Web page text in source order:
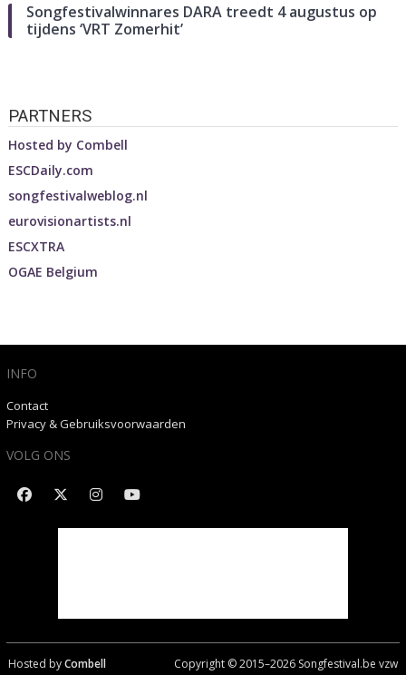
Songfestivalwinnares DARA treedt 4 augustus op
tijdens ‘VRT Zomerhit’
PARTNERS
Hosted by Combell
ESCDaily.com
songfestivalweblog.nl
eurovisionartists.nl
ESCXTRA
OGAE Belgium
INFO
Contact
Privacy & Gebruiksvoorwaarden
VOLG ONS
Hosted byCombell Copyright © 2015–2026Songfestival.be vzw